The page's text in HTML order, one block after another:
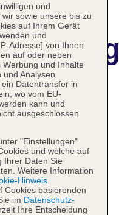
&
und
wir sowie unsere bis zu
auf Ihrem Gerät
und
Adresse] von Ihnen
auf oder neben
und Inhalte
Analysen
Datentransfer in
wo vom EU-
kann und
ausgeschlossen
"Einstellungen"
und welche auf
Ihrer Daten Sie
Weitere Information
Hinweis.
Cookies basierenden
im Datenschutz-
Ihre Entscheidung